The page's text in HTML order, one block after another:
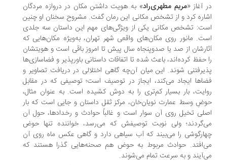
آغاز « مریم مطهری‌راد» به هویت داشتن مکان در دروازه مردگان
کرد و از تشخص مکانی این رمان گفت. مشروح سخنان او چنین
تشخص مکانی یکی از ویژگی‌های مهم این داستان سه جلدی
مانور روی مکان‌های واقعی شهر تهران، به‌ویژه مکان‌هایی که
از صد یا صدوپنجاه سال پیش تا امروز باقی است و هویتشان
حفظ کرده‌اند، باعث شده تا اتفاقات داستانی باورپذیر و فضاسازی‌ها
شوند. این میان آن‌چه گاهی اختلالی در دریافت تصاویر و
ایجاد می‌کند، ایجاز در توصیف است؛ توصیفی که در مقابل
بار بسیار کم‌تری را به دوش کشیده است. به عنوان مثال،
وسط عمارت نویان‌خان، مرکز ثقل داستان و جایی است که بار
تخیل روی آن سوار است و غالباً حوادث و رخدادها، حول آن
ولی نوبت توصیفش که می‌رسد، خواننده تنها حوض
را می‌بیند که آب سیاهی دارد و گاهی عکس ماه روی آن
حوادث مربوط به حوض هم صحنه‌هایی گذرا هستند که
و به سرعت تمام می‌شوند.